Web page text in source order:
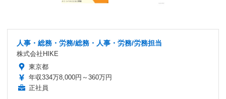
人事・総務・労務/総務・人事・労務/労務担当
株式会社HIKE
東京都
年収334万8,000円～360万円
正社員